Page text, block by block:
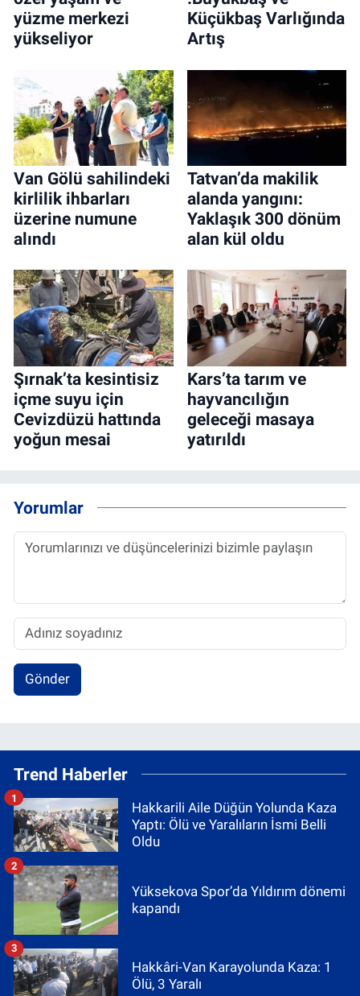
yüzme merkezi
yükseliyor
Küçükbaş Varlığında
Artış
Van Gölü sahilindeki
kirlilik ihbarları
üzerine numune
alındı
Tatvan’da makilik
alanda yangını:
Yaklaşık 300 dönüm
alan kül oldu
Şırnak’ta kesintisiz
içme suyu için
Cevizdüzü hattında
yoğun mesai
Kars’ta tarım ve
hayvancılığın
geleceği masaya
yatırıldı
Yorumlar
Gönder
Trend Haberler
Hakkarili Aile Düğün Yolunda Kaza
Yaptı: Ölü ve Yaralıların İsmi Belli
Oldu
1
Yüksekova Spor’da Yıldırım dönemi
kapandı
2
Hakkâri-Van Karayolunda Kaza: 1
Ölü, 3 Yaralı
3